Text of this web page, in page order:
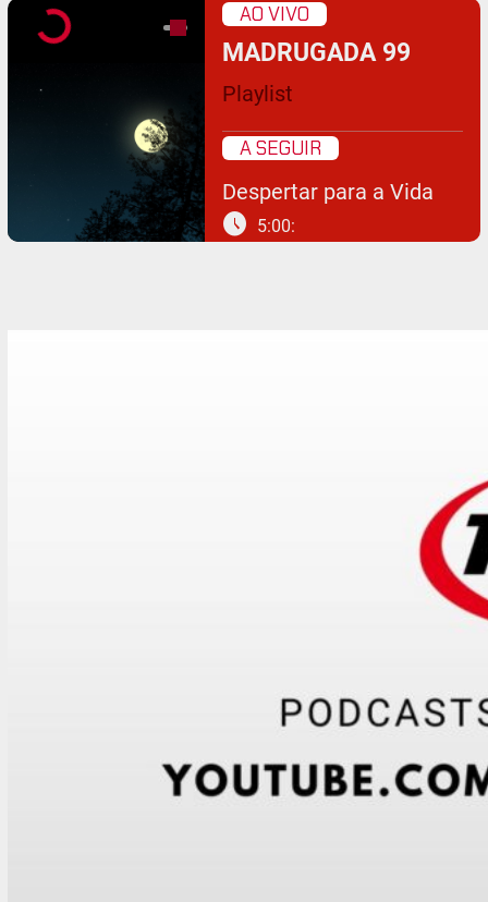
AO VIVO
MADRUGADA 99
Playlist
A SEGUIR
Despertar para a Vida
schedule 5:00: